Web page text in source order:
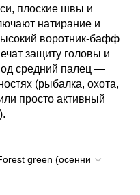
плоские швы и
натирание и
воротник-бафф
защиту головы и
средний палец —
(рыбалка, охота,
просто активный